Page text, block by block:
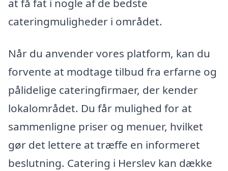
at få fat i nogle af de bedste
cateringmuligheder i området.
Når du anvender vores platform, kan du
forvente at modtage tilbud fra erfarne og
pålidelige cateringfirmaer, der kender
lokalområdet. Du får mulighed for at
sammenligne priser og menuer, hvilket
gør det lettere at træffe en informeret
beslutning. Catering i Herslev kan dække